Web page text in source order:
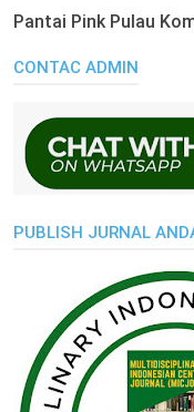
Pantai Pink Pulau
CONTAC ADMIN
PUBLISH JURNAL